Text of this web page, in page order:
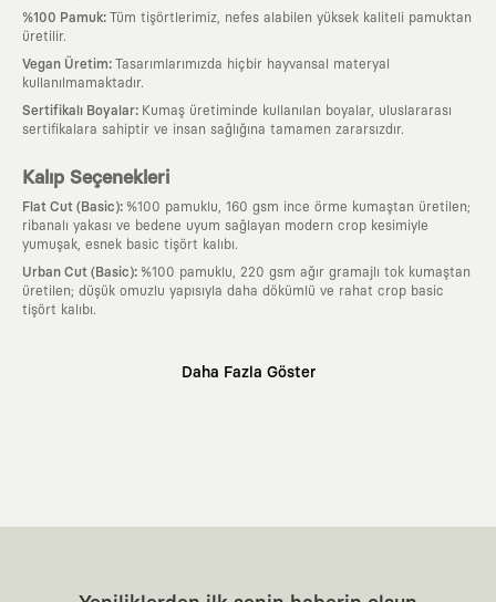
%100 Pamuk: Tüm tişörtlerimiz, nefes alabilen yüksek kaliteli pamuktan
üretilir.
Vegan Üretim: Tasarımlarımızda hiçbir hayvansal materyal
kullanılmamaktadır.
Sertifikalı Boyalar: Kumaş üretiminde kullanılan boyalar, uluslararası
sertifikalara sahiptir ve insan sağlığına tamamen zararsızdır.
Kalıp Seçenekleri
Flat Cut (Basic): %100 pamuklu, 160 gsm ince örme kumaştan üretilen;
ribanalı yakası ve bedene uyum sağlayan modern crop kesimiyle
yumuşak, esnek basic tişört kalıbı.
Urban Cut (Basic): %100 pamuklu, 220 gsm ağır gramajlı tok kumaştan
üretilen; düşük omuzlu yapısıyla daha dökümlü ve rahat crop basic
tişört kalıbı.
dolabının en değerli parçası olarak kalacak, hikayesini ve estetik
Yaratıcı Bir Topluluk
KAFT, keşfetmeyi sevenlerin, sanata tutkuyla bağlı
Daha Fazla Göster